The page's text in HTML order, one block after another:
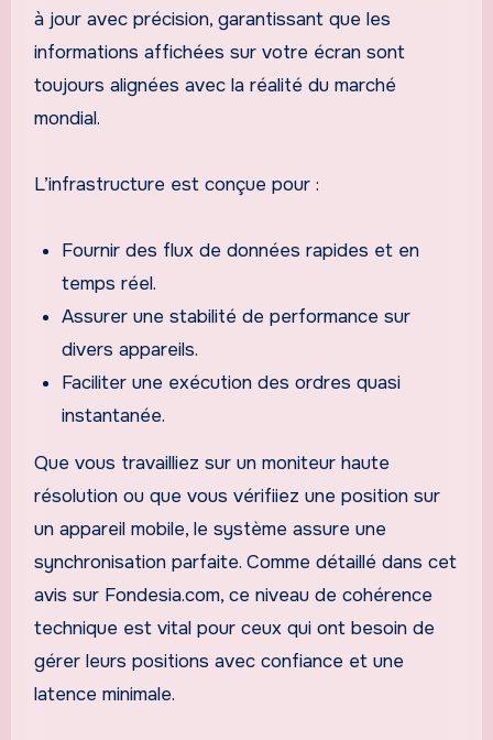
à jour avec précision, garantissant que les
informations affichées sur votre écran sont
toujours alignées avec la réalité du marché
mondial.
L’infrastructure est conçue pour :
Fournir des flux de données rapides et en
temps réel.
Assurer une stabilité de performance sur
divers appareils.
Faciliter une exécution des ordres quasi
instantanée.
Que vous travailliez sur un moniteur haute
résolution ou que vous vérifiiez une position sur
un appareil mobile, le système assure une
synchronisation parfaite. Comme détaillé dans cet
avis sur Fondesia.com, ce niveau de cohérence
technique est vital pour ceux qui ont besoin de
gérer leurs positions avec confiance et une
latence minimale.